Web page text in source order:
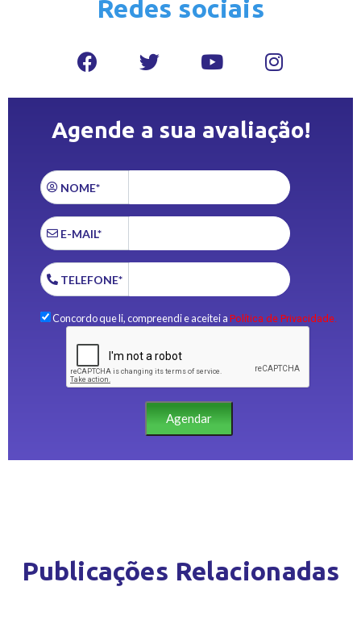
Redes sociais
Agende a sua avaliação!
NOME*
E-MAIL*
TELEFONE*
Concordo que li, compreendi e aceitei a Política de Privacidade.
Agendar
Publicações Relacionadas